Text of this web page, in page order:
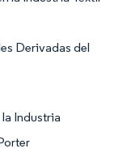
Derivadas del
Industria